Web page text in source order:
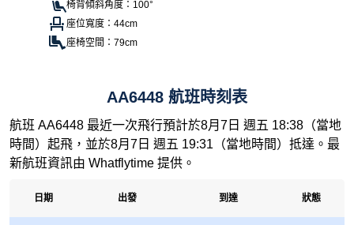
椅背傾斜角度：100°
座位寬度：44cm
座椅空間：79cm
AA6448 航班時刻表
航班 AA6448 最近一次飛行預計於8月7日 週五 18:38（當地
時間）起飛，並於8月7日 週五 19:31（當地時間）抵達。最
新航班資訊由 Whatflytime 提供。
日期 出發 到達 狀態